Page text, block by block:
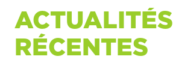
ACTUALITÉS
RÉCENTES